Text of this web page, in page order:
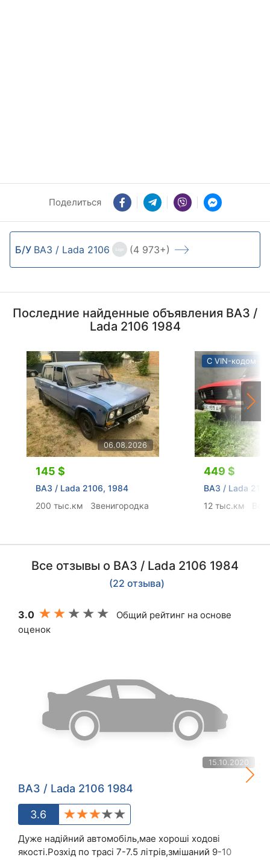
Поделиться
Б/У ВАЗ / Lada 2106 (4 973+)
Последние найденные объявления ВАЗ /
Lada 2106 1984
06.08.2026
145 $
ВАЗ / Lada 2106, 1984
200 тыс.км
Звенигородка
С VIN-кодом
449 $
ВАЗ / Lada
12 тыс.км
Все отзывы о ВАЗ / Lada 2106 1984
(22 отзыва)
3.0
Общий рейтинг на основе
оценок
15.10.2020
ВАЗ / Lada 2106 1984
3.6
Дуже надійний автомобіль,мае хороші ходові
якості.Розхід по трасі 7-7.5 літрів,змішаний 9-10